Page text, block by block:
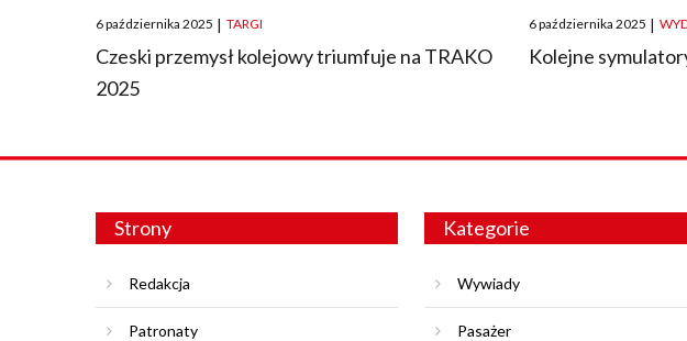
Posted
on
6 października 2025 | TARGI
Czeski przemysł kolejowy triumfuje na TRAKO
2025
Posted
on
6 października 2025 |
Kolejne
Strony
Redakcja
Patronaty
Kategorie
Wywiady
Pasażer